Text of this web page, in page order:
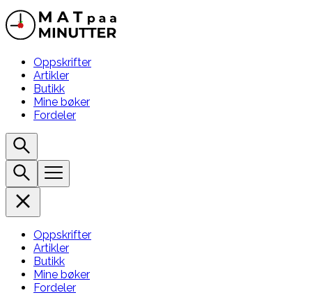
Oppskrifter
Artikler
Butikk
Mine bøker
Fordeler
Oppskrifter
Artikler
Butikk
Mine bøker
Fordeler